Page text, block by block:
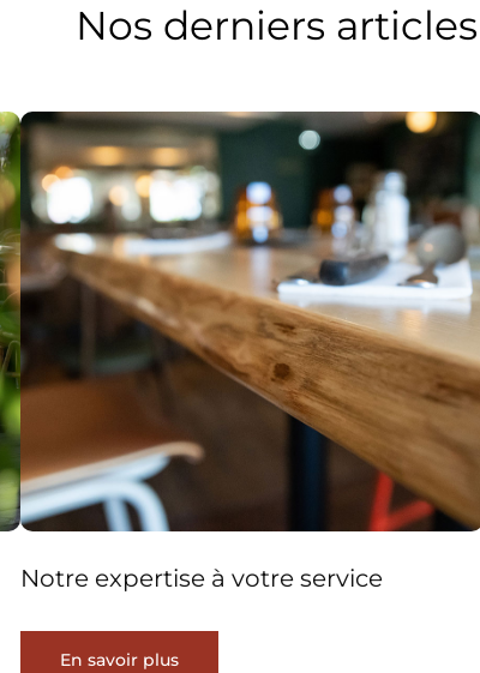
Nos derniers articles
Notre expertise à votre service
En savoir plus